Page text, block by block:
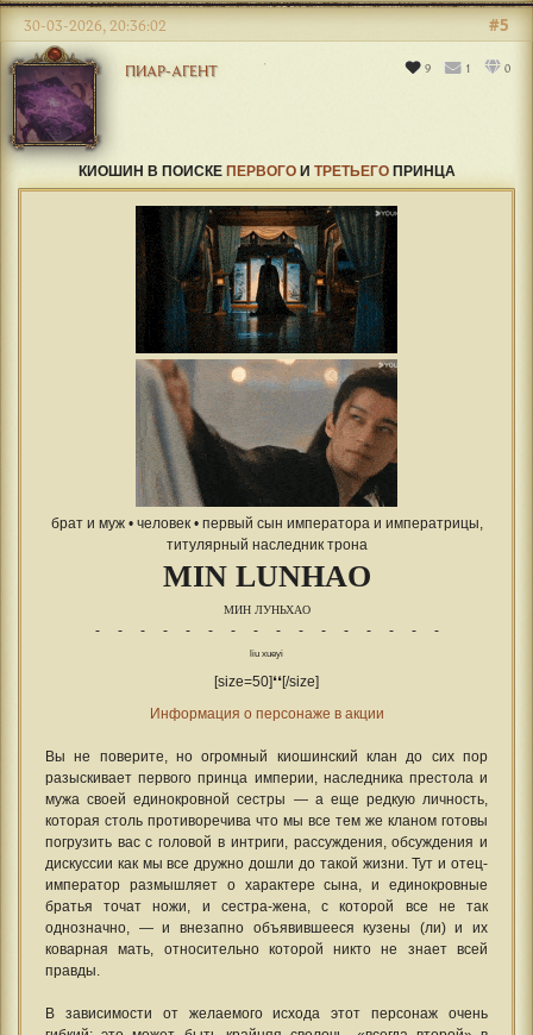
ПИАР-АГЕНТ 9 1 0
#5
30-03-2026, 20:36:02
КИОШИН В ПОИСКЕ ПЕРВОГОИ ТРЕТЬЕГОПРИНЦА
брат и муж • человек • первый сын императора и императрицы,
титулярный наследник трона
MIN LUNHAO
МИН ЛУНЬХАО
- - - - - - - - - - - - - - - -
liu xueyi
[size=50]❛❛[/size]
Информация о персонаже в акции
Вы не поверите, но огромный киошинский клан до сих пор
разыскивает первого принца империи, наследника престола и
мужа своей единокровной сестры — а еще редкую личность,
которая столь противоречива что мы все тем же кланом готовы
погрузить вас с головой в интриги, рассуждения, обсуждения и
дискуссии как мы все дружно дошли до такой жизни. Тут и отец-
император размышляет о характере сына, и единокровные
братья точат ножи, и сестра-жена, с которой все не так
однозначно, — и внезапно объявившееся кузены (ли) и их
коварная мать, относительно которой никто не знает всей
правды.
В зависимости от желаемого исхода этот персонаж очень